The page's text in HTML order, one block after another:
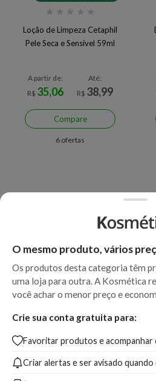
★ ★ ★ ★ ★
Loção de Limpeza Cetaphil
Pele Seca e Sensível 59ml
A partir de:
R$ 35,06
Até:
R$ 38,99
Compare
6 ofertas
Sabonete em Barra Cetaphil
Limpeza Profunda
A partir de:
R$30,99
O mesmo produto, vários
Os produtos desta categoria têm
uma loja para outra. A Kosmética
você achar o menor preço e
Crie sua conta gratuita para:
Favoritar produtos e acompanhar
Criar alertas e ser avisado